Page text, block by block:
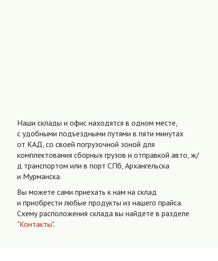
Наши склады и офис находятся в одном месте,
с удобными подъездными путями в пяти минутах
от КАД, со своей погрузочной зоной для
комплектования сборных грузов и отправкой авто, ж/
д транспортом или в порт СПб, Архангельска
и Мурманска.
Вы можете сами приехать к нам на склад
и приобрести любые продукты из нашего прайса.
Схему расположения склада вы найдете в разделе
"Контакты".